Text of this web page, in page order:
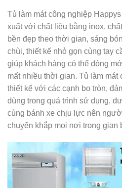
Tủ làm mát công nghiệp
xuất với chất liệu bằng inox,
bền đẹp theo thời gian, sáng
chùi, thiết kế nhỏ gọn cùng tay
giúp khách hàng có thể đóng
mất nhiều thời gian. Tủ làm
thiết kế với các cạnh bo tròn,
dùng trong quá trình sử dụng,
cùng bánh xe chịu lực nên
chuyển khắp mọi nơi trong gian